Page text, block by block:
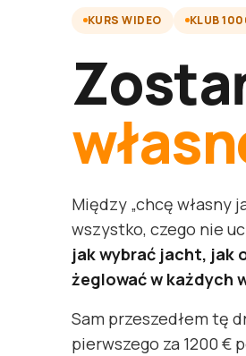
KURS WIDEO KLUB
Między „chcę własny
wszystko, czego nie
jak wybrać jacht, jak
żeglować w każdych
Sam przeszedłem tę
pierwszego za 1200 €